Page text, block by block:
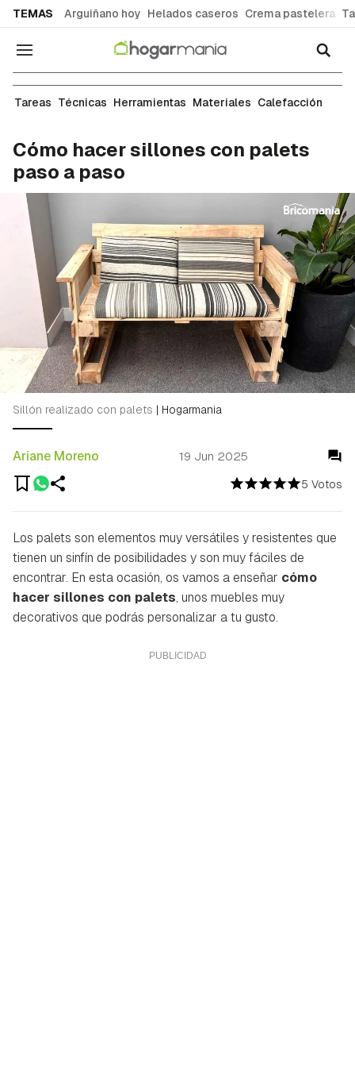
TEMAS Arguiñano hoy Helados caseros Crema pastelera
Navegación
Carpintería
Tareas Técnicas Herramientas Materiales Calefacción
Cómo hacer sillones con palets
paso a paso
5 Votos
Ariane Moreno 19 Jun 2025
Sillón realizado con palets | Hogarmania
Los palets son elementos muy versátiles y resistentes que
tienen un sinfín de posibilidades y son muy fáciles de
encontrar. En esta ocasión, os vamos a enseñar cómo
hacer sillones con palets, unos muebles muy
decorativos que podrás personalizar a tu gusto.